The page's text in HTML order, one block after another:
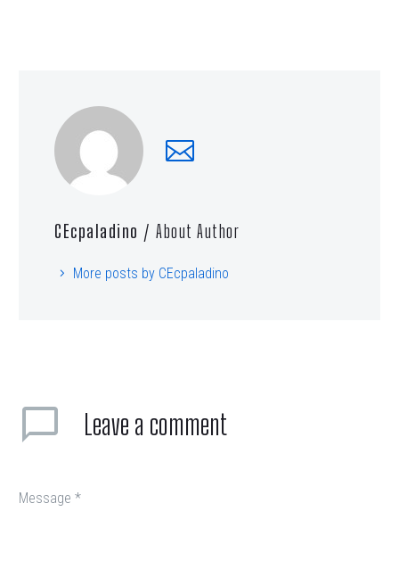
CEcpaladino / About Author
More posts by CEcpaladino
Leave a comment